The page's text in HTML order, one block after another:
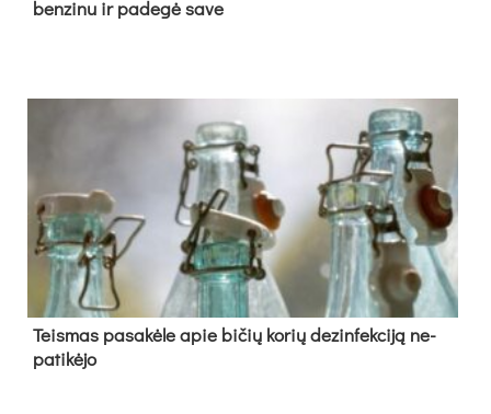
ben­zi­nu ir pa­de­gė sa­ve
Teis­mas pa­sa­kė­le apie bi­čių ko­rių de­zin­fek­ci­ją ne­
pa­ti­kė­jo